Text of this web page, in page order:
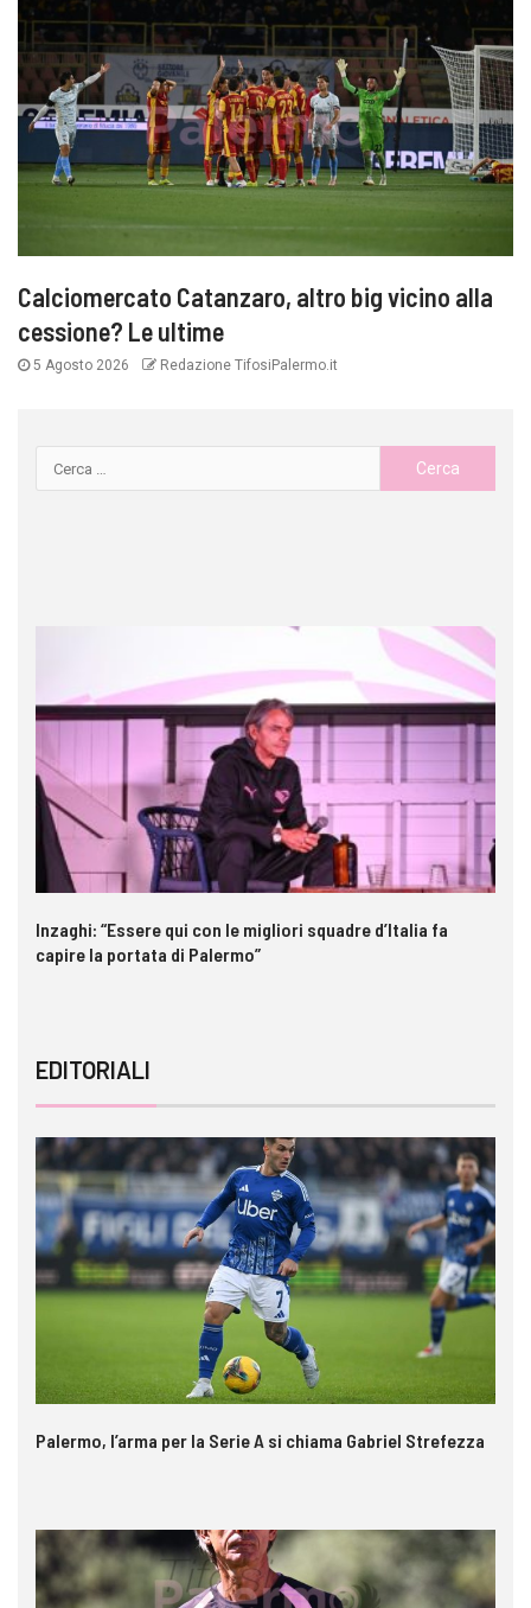
Calciomercato Catanzaro, altro big vicino alla
cessione? Le ultime
5 Agosto 2026 Redazione TifosiPalermo.it
Inzaghi: “Essere qui con le migliori squadre d’Italia fa
capire la portata di Palermo”
EDITORIALI
Palermo, l’arma per la Serie A si chiama Gabriel Strefezza